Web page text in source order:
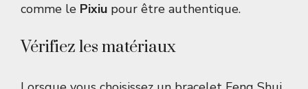
comme le Pixiu pour être authentique.
Vérifiez les matériaux